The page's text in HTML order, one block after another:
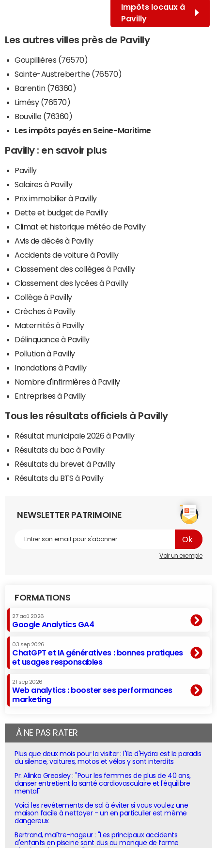
Impôts locaux à
Pavilly
Les autres villes près de Pavilly
Goupillières (76570)
Sainte-Austreberthe (76570)
Barentin (76360)
Limésy (76570)
Bouville (76360)
Les impôts payés en Seine-Maritime
Pavilly : en savoir plus
Pavilly
Salaires à Pavilly
Prix immobilier à Pavilly
Dette et budget de Pavilly
Climat et historique météo de Pavilly
Avis de décès à Pavilly
Accidents de voiture à Pavilly
Classement des collèges à Pavilly
Classement des lycées à Pavilly
Collège à Pavilly
Crèches à Pavilly
Maternités à Pavilly
Délinquance à Pavilly
Pollution à Pavilly
Inondations à Pavilly
Nombre d'infirmières à Pavilly
Entreprises à Pavilly
Tous les résultats officiels à Pavilly
Résultat municipale 2026 à Pavilly
Résultats du bac à Pavilly
Résultats du brevet à Pavilly
Résultats du BTS à Pavilly
NEWSLETTER PATRIMOINE
Voir un exemple
FORMATIONS
27 aoû 2026
Google Analytics GA4
03 sep 2026
ChatGPT et IA génératives : bonnes pratiques
et usages responsables
21 sep 2026
Web analytics : booster ses performances
marketing
À NE PAS RATER
Plus que deux mois pour la visiter : l'île d'Hydra est le paradis
du silence, voitures, motos et vélos y sont interdits
Pr. Alinka Greasley : "Pour les femmes de plus de 40 ans,
danser entretient la santé cardiovasculaire et l'équilibre
mental"
Voici les revêtements de sol à éviter si vous voulez une
maison facile à nettoyer - un en particulier est même
dangereux
Bertrand, maître-nageur : "Les principaux accidents
d'enfants en piscine sont dus au manque de forme